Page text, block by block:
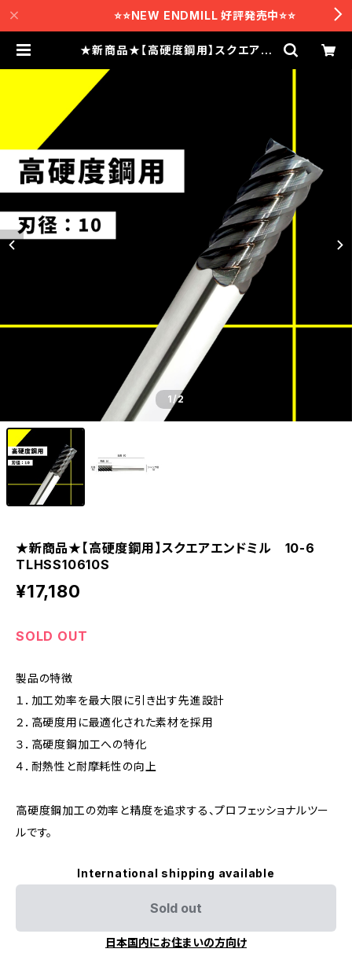
⭐️⭐️NEW ENDMILL 好評発売中⭐️⭐️
★新商品★【高硬度鋼用】スクエアエ
1/2
★新商品★【高硬度鋼用】スクエアエンドミル 10-6
TLHSS10610S
¥17,180
SOLD OUT
製品の特徴
１．加工効率を最大限に引き出す先進設計
２．高硬度用に最適化された素材を採用
３．高硬度鋼加工への特化
４．耐熱性と耐摩耗性の向上
高硬度鋼加工の効率と精度を追求する、プロフェッショナルツー
ルです。
International shipping available
Sold out
日本国内にお住まいの方向け